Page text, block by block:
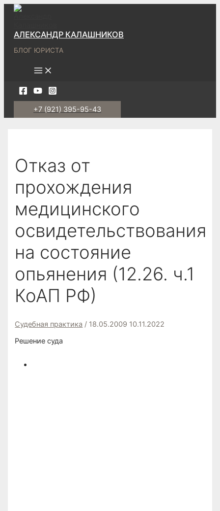
Перейти
АЛЕКСАНДР КАЛАШНИКОВ
БЛОГ ЮРИСТА
Main
Menu
+7 (921) 395-95-43
Отказ от
прохождения
медицинского
освидетельствования
на состояние
опьянения (12.26. ч.1
КоАП РФ)
Судебная практика / 18.05.2009 10.11.2022
Решение суда